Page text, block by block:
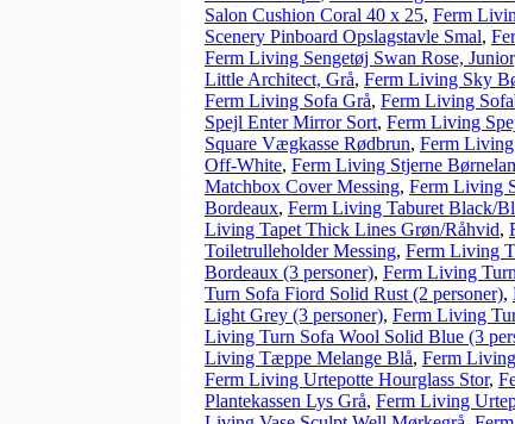
Salon Cushion Coral 40 x 25, Ferm
Scenery Pinboard Opslagstavle Smal,
Ferm Living Sengetøj Swan Rose, Junior
Little Architect, Grå, Ferm Living Sky
Ferm Living Sofa Grå, Ferm Living
Spejl Enter Mirror Sort, Ferm Living
Square Vægkasse Rødbrun, Ferm
Off-White, Ferm Living Stjerne
Matchbox Cover Messing, Ferm Living
Bordeaux, Ferm Living Taburet Black/
Living Tapet Thick Lines Grøn/Råhvid,
Toiletrulleholder Messing, Ferm Living
Bordeaux (3 personer), Ferm Living
Turn Sofa Fiord Solid Rust (2 personer),
Light Grey (3 personer), Ferm Living
Living Turn Sofa Wool Solid Blue (3
Living Tæppe Melange Blå, Ferm
Ferm Living Urtepotte Hourglass Stor,
Plantekassen Lys Grå, Ferm Living